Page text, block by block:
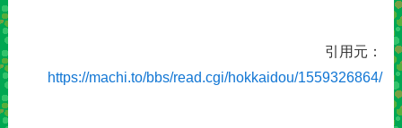
引用元：
https://machi.to/bbs/read.cgi/hokkaidou/1559326864/